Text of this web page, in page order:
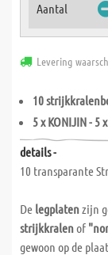
Aantal
Levering
10
5 x KONIJIN - 5
details -
10 transparante
De legplatenzijn
strijkkralenof
gewoon op de